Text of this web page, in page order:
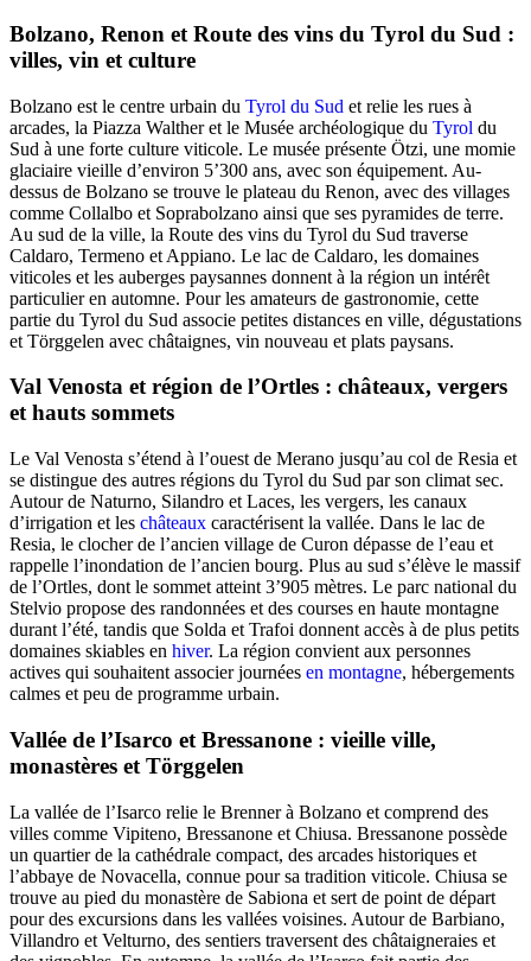
Bolzano, Renon et Route des vins du Tyrol du Sud :
villes, vin et culture
Bolzano est le centre urbain du Tyrol du Sud et relie les rues à
arcades, la Piazza Walther et le Musée archéologique du Tyrol du
Sud à une forte culture viticole. Le musée présente Ötzi, une momie
glaciaire vieille d’environ 5’300 ans, avec son équipement. Au-
dessus de Bolzano se trouve le plateau du Renon, avec des villages
comme Collalbo et Soprabolzano ainsi que ses pyramides de terre.
Au sud de la ville, la Route des vins du Tyrol du Sud traverse
Caldaro, Termeno et Appiano. Le lac de Caldaro, les domaines
viticoles et les auberges paysannes donnent à la région un intérêt
particulier en automne. Pour les amateurs de gastronomie, cette
partie du Tyrol du Sud associe petites distances en ville, dégustations
et Törggelen avec châtaignes, vin nouveau et plats paysans.
Val Venosta et région de l’Ortles : châteaux, vergers
et hauts sommets
Le Val Venosta s’étend à l’ouest de Merano jusqu’au col de Resia et
se distingue des autres régions du Tyrol du Sud par son climat sec.
Autour de Naturno, Silandro et Laces, les vergers, les canaux
d’irrigation et les châteaux caractérisent la vallée. Dans le lac de
Resia, le clocher de l’ancien village de Curon dépasse de l’eau et
rappelle l’inondation de l’ancien bourg. Plus au sud s’élève le massif
de l’Ortles, dont le sommet atteint 3’905 mètres. Le parc national du
Stelvio propose des randonnées et des courses en haute montagne
durant l’été, tandis que Solda et Trafoi donnent accès à de plus petits
domaines skiables en hiver. La région convient aux personnes
actives qui souhaitent associer journées en montagne, hébergements
calmes et peu de programme urbain.
Vallée de l’Isarco et Bressanone : vieille ville,
monastères et Törggelen
La vallée de l’Isarco relie le Brenner à Bolzano et comprend des
villes comme Vipiteno, Bressanone et Chiusa. Bressanone possède
un quartier de la cathédrale compact, des arcades historiques et
l’abbaye de Novacella, connue pour sa tradition viticole. Chiusa se
trouve au pied du monastère de Sabiona et sert de point de départ
pour des excursions dans les vallées voisines. Autour de Barbiano,
Villandro et Velturno, des sentiers traversent des châtaigneraies et